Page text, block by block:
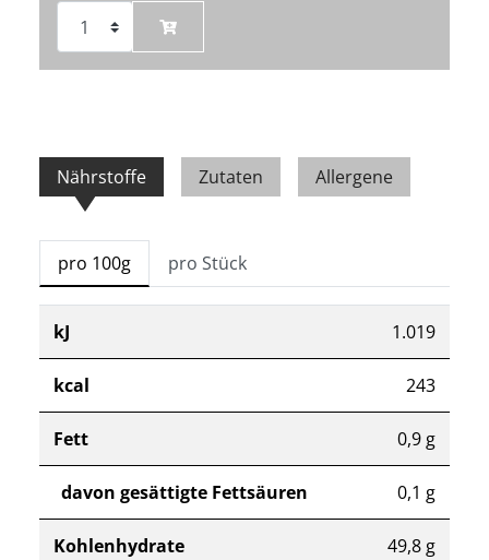
Nährstoffe Zutaten Allergene
pro 100g pro Stück
kJ 1.019
kcal 243
Fett 0,9 g
davon gesättigte Fettsäuren 0,1 g
Kohlenhydrate 49,8 g